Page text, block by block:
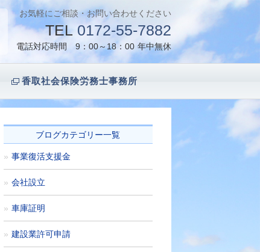
お気軽にご相談・お問い合わせください
TEL 0172-55-7882
電話対応時間 9：00～18：00 年中無休
香取社会保険労務士事務所
ブログカテゴリー一覧
事業復活支援金
会社設立
車庫証明
建設業許可申請